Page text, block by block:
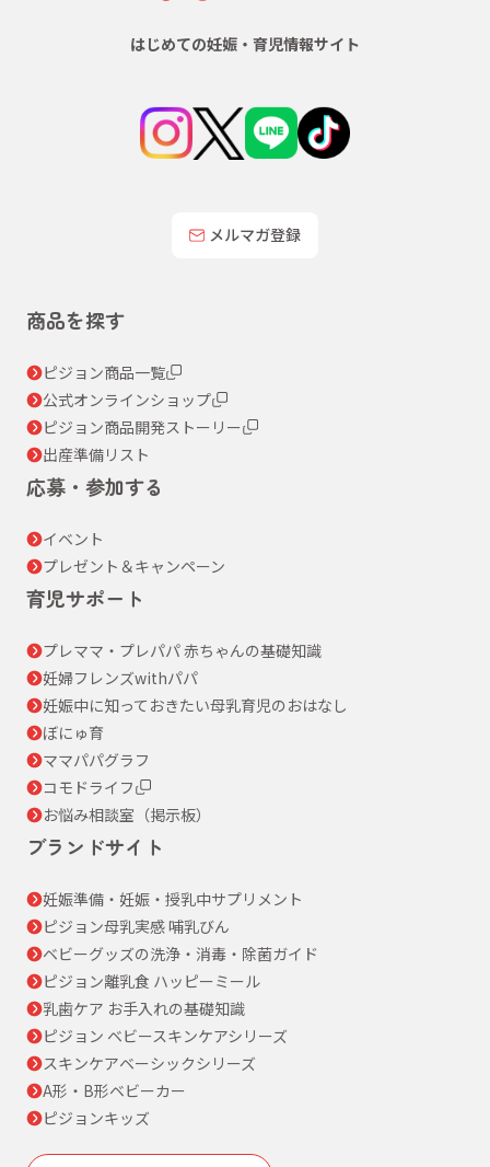
はじめての妊娠・育児情報サイト
メルマガ登録
商品を探す
ピジョン商品一覧
公式オンラインショップ
ピジョン商品開発ストーリー
出産準備リスト
応募・参加する
イベント
プレゼント＆キャンペーン
育児サポート
プレママ・プレパパ 赤ちゃんの基礎知識
妊婦フレンズwithパパ
妊娠中に知っておきたい母乳育児のおはなし
ぼにゅ育
ママパパグラフ
コモドライフ
お悩み相談室（掲示板）
ブランドサイト
妊娠準備・妊娠・授乳中サプリメント
ピジョン母乳実感 哺乳びん
ベビーグッズの洗浄・消毒・除菌ガイド
ピジョン離乳食 ハッピーミール
乳歯ケア お手入れの基礎知識
ピジョン ベビースキンケアシリーズ
スキンケアベーシックシリーズ
A形・B形ベビーカー
ピジョンキッズ